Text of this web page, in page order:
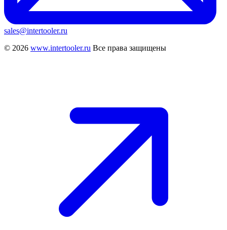
sales@intertooler.ru
© 2026 www.intertooler.ru Все права защищены